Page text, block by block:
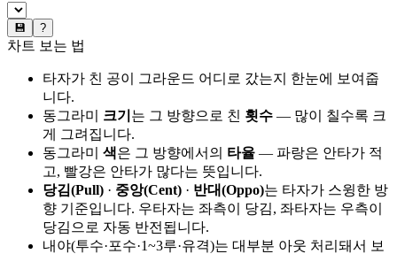
💾 ?
차트 보는 법
타자가 친 공이 그라운드 어디로 갔는지 한눈에 보여줍
니다.
동그라미 크기 는 그 방향으로 친 횟수 — 많이 칠수록 크
게 그려집니다.
동그라미 색은 그 방향에서의 타율 — 파랑은 안타가 적
고, 빨강은 안타가 많다는 뜻입니다.
당김(Pull) · 중앙(Cent) · 반대(Oppo)는 타자가 스윙한 방
향 기준입니다. 우타자는 좌측이 당김, 좌타자는 우측이
당김으로 자동 반전됩니다.
내야(투수·포수·1~3루·유격)는 대부분 아웃 처리돼서 보